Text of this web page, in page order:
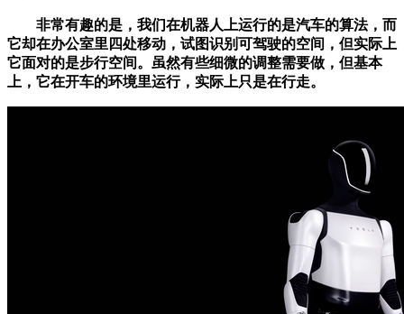
非常有趣的是，我们在机器人上运行的是汽车的算法，而
它却在办公室里四处移动，试图识别可驾驶的空间，但实际上
它面对的是步行空间。虽然有些细微的调整需要做，但基本
上，它在开车的环境里运行，实际上只是在行走。